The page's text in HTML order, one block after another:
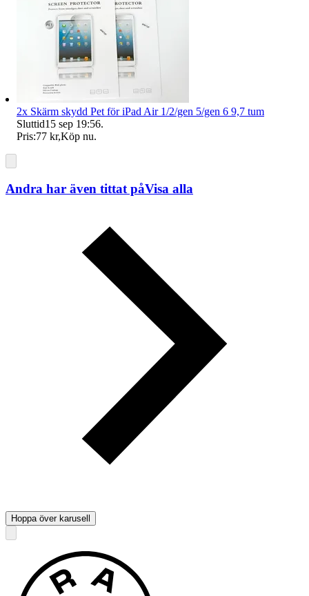
2x Skärm skydd Pet för iPad Air 1/2/gen 5/gen 6 9,7 tum
Sluttid15 sep 19:56.
Pris:77 kr,Köp nu.
Andra har även tittat påVisa alla
Hoppa över karusell